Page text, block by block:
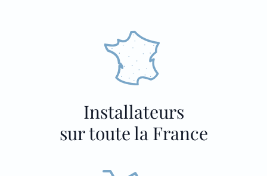
Installateurs
sur toute la France